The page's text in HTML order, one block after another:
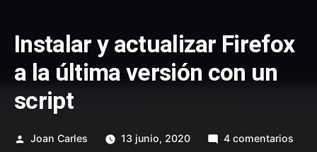
Instalar y actualizar Firefox
a la última versión con un
script
Publicado
Joan Carles 13 junio, 2020 4 comentarios